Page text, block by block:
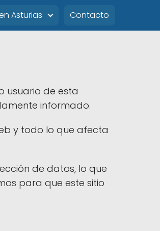
Asturias Contacto
usuario de esta
informado.
y todo lo que afecta
de datos, lo que
para que este sitio